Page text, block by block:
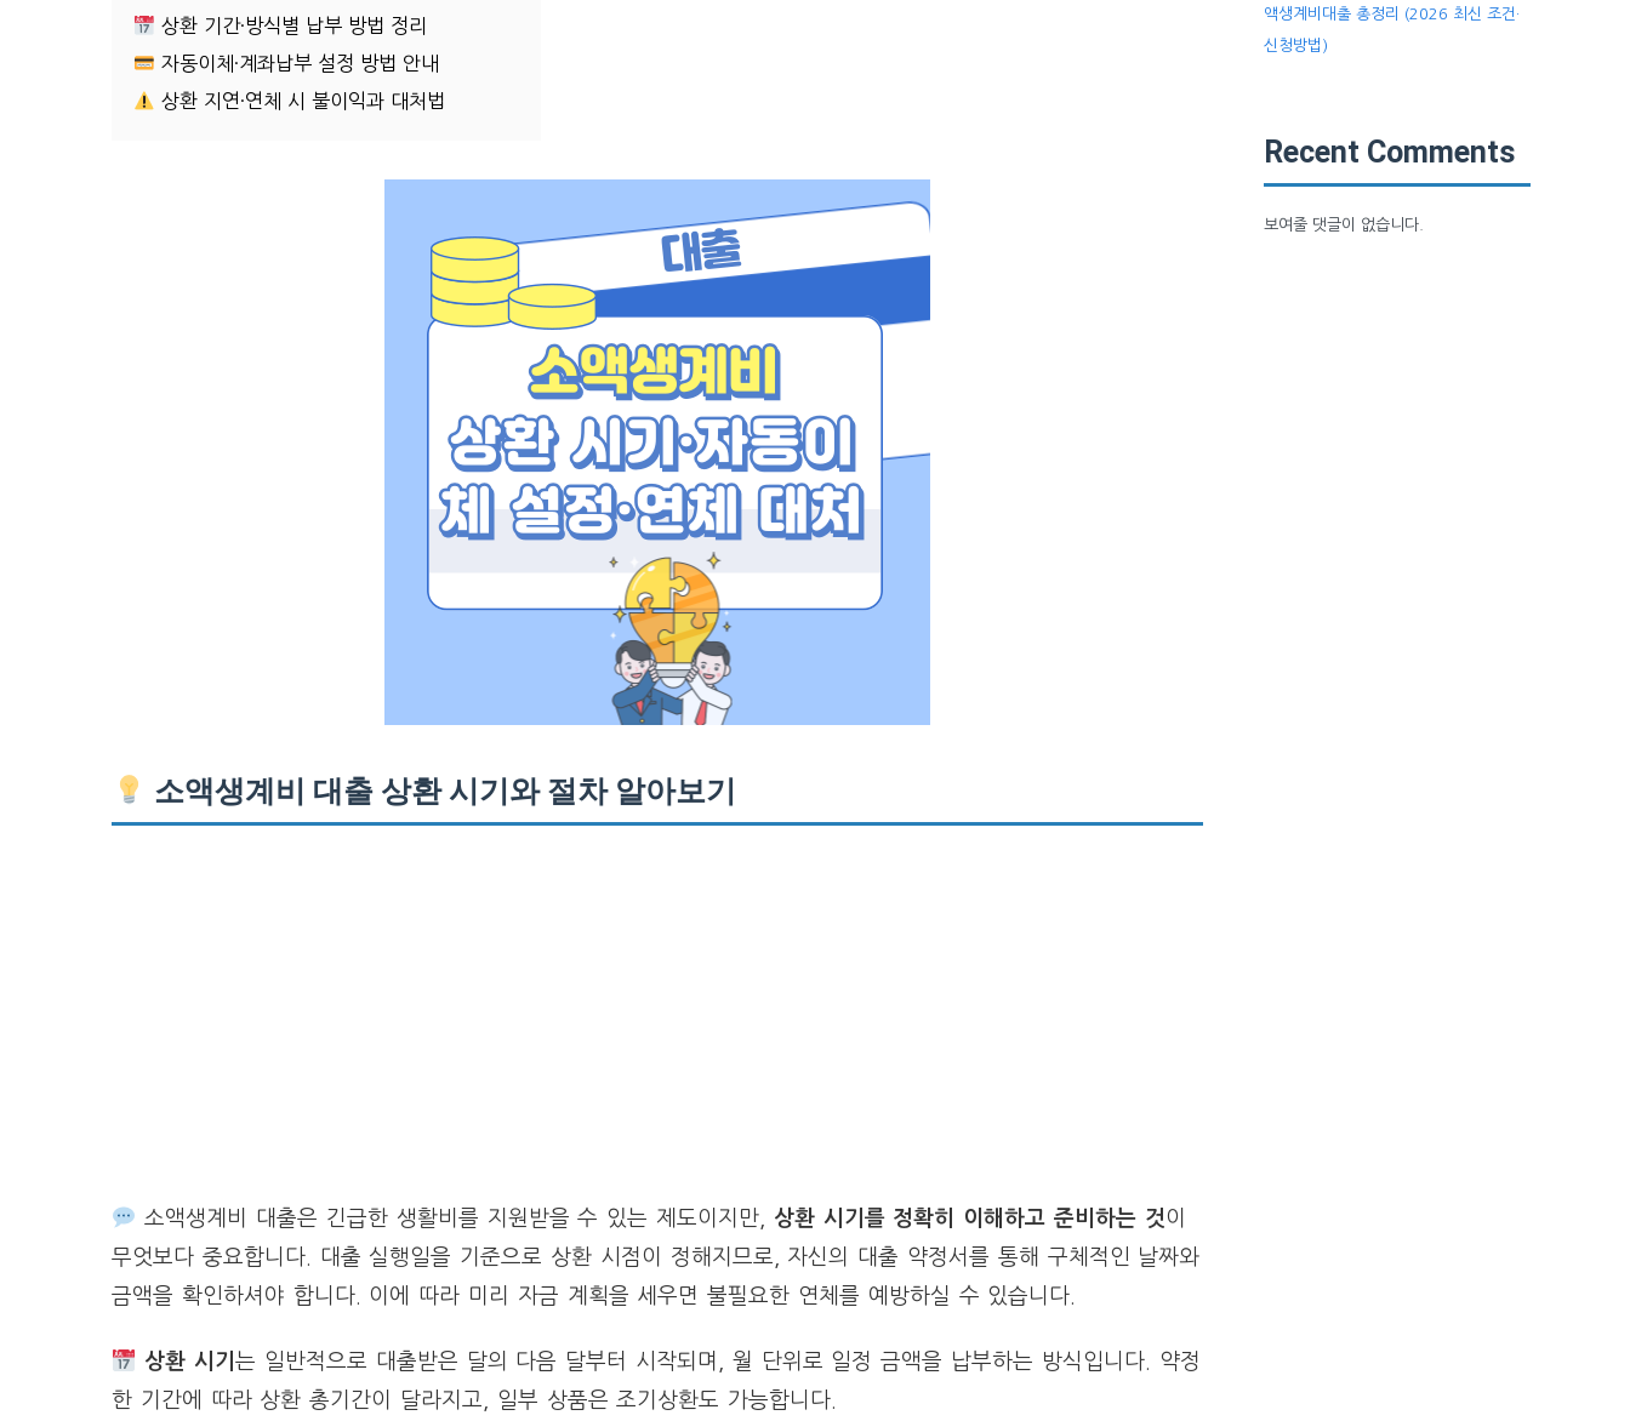
상환 기간·방식별 납부 방법 정리
자동이체·계좌납부 설정 방법 안내
상환 지연·연체 시 불이익과 대처법
소액생계비 대출 상환 시기와 절차 알아보기
소액생계비 대출은 긴급한 생활비를 지원받을 수 있는 제도이지만, 상환 시기를 정확히 이해하고 준비하는 것이
무엇보다 중요합니다. 대출 실행일을 기준으로 상환 시점이 정해지므로, 자신의 대출 약정서를 통해 구체적인 날짜와
금액을 확인하셔야 합니다. 이에 따라 미리 자금 계획을 세우면 불필요한 연체를 예방하실 수 있습니다.
상환 시기는 일반적으로 대출받은 달의 다음 달부터 시작되며, 월 단위로 일정 금액을 납부하는 방식입니다. 약정
한 기간에 따라 상환 총기간이 달라지고, 일부 상품은 조기상환도 가능합니다.
액생계비대출 총정리 (2026 최신 조건·
신청방법)
Recent Comments
보여줄 댓글이 없습니다.